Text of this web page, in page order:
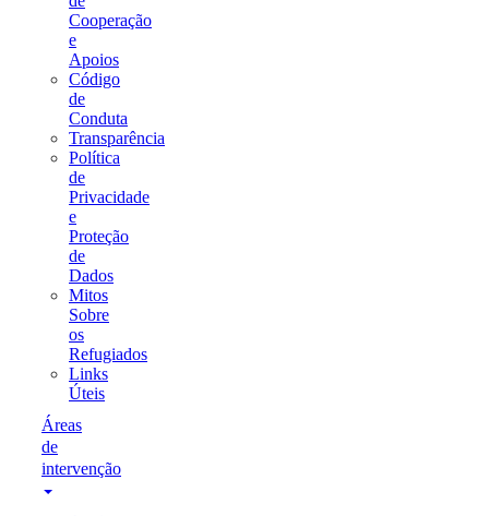
Cooperação
e
Apoios
Código
de
Conduta
Transparência
Política
de
Privacidade
e
Proteção
de
Dados
Mitos
Sobre
os
Refugiados
Links
Úteis
Áreas
de
intervenção